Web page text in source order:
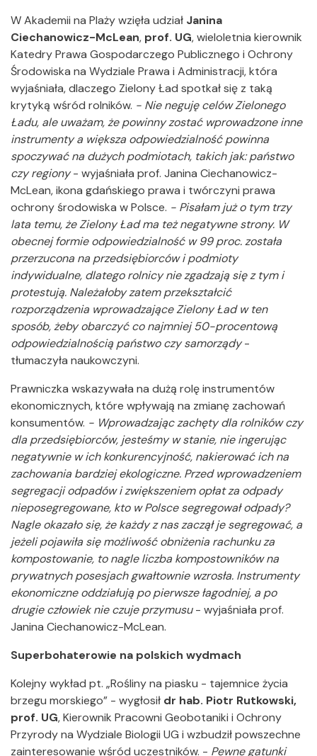
W Akademii na Plaży wzięła udział Janina
Ciechanowicz-McLean, prof. UG, wieloletnia kierownik
Katedry Prawa Gospodarczego Publicznego i Ochrony
Środowiska na Wydziale Prawa i Administracji, która
wyjaśniała, dlaczego Zielony Ład spotkał się z taką
krytyką wśród rolników. - Nie neguję celów Zielonego
Ładu, ale uważam, że powinny zostać wprowadzone inne
instrumenty a większa odpowiedzialność powinna
spoczywać na dużych podmiotach, takich jak: państwo
czy regiony- wyjaśniała prof. Janina Ciechanowicz-
McLean, ikona gdańskiego prawa i twórczyni prawa
ochrony środowiska w Polsce. - Pisałam już o tym trzy
lata temu, że Zielony Ład ma też negatywne strony. W
obecnej formie odpowiedzialność w 99 proc. została
przerzucona na przedsiębiorców i podmioty
indywidualne, dlatego rolnicy nie zgadzają się z tym i
protestują. Należałoby zatem przekształcić
rozporządzenia wprowadzające Zielony Ład w ten
sposób, żeby obarczyć co najmniej 50-procentową
odpowiedzialnością państwo czy samorządy-
tłumaczyła naukowczyni.
Prawniczka wskazywała na dużą rolę instrumentów
ekonomicznych, które wpływają na zmianę zachowań
konsumentów. - Wprowadzając zachęty dla rolników czy
dla przedsiębiorców, jesteśmy w stanie, nie ingerując
negatywnie w ich konkurencyjność, nakierować ich na
zachowania bardziej ekologiczne. Przed wprowadzeniem
segregacji odpadów i zwiększeniem opłat za odpady
nieposegregowane, kto w Polsce segregował odpady?
Nagle okazało się, że każdy z nas zaczął je segregować, a
jeżeli pojawiła się możliwość obniżenia rachunku za
kompostowanie, to nagle liczba kompostowników na
prywatnych posesjach gwałtownie wzrosła. Instrumenty
ekonomiczne oddziałują po pierwsze łagodniej, a po
drugie człowiek nie czuje przymusu- wyjaśniała prof.
Janina Ciechanowicz-McLean.
Superbohaterowie na polskich wydmach
Kolejny wykład pt. „Rośliny na piasku - tajemnice życia
brzegu morskiego” - wygłosił dr hab. Piotr Rutkowski,
prof. UG, Kierownik Pracowni Geobotaniki i Ochrony
Przyrody na Wydziale Biologii UG i wzbudził powszechne
zainteresowanie wśród uczestników. - Pewne gatunki